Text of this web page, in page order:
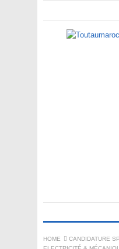
HOME CANDIDATURE